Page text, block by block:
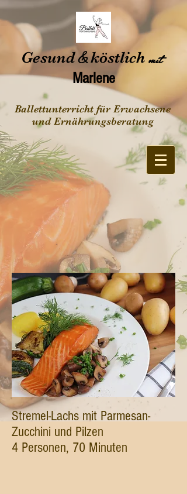
Gesund&köstlichmit
Marlene
Ballettunterricht für Erwachsene
und Ernährungsberatung
Stremel-Lachs mit Parmesan-
Zucchini und Pilzen
4 Personen, 70 Minuten